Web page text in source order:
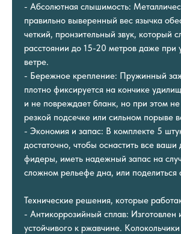
- Абсолютная слышимость:
правильно выверенный вес язычка
четкий, пронзительный звук, который
расстоянии до 15-20 метров даже при
ветре.
- Бережное крепление: Пружинный
плотно фиксируется на кончике
и не повреждает бланк, но при этом не
резкой подсечке или сильном порыве
- Экономия и запас: В комплекте 5
достаточно, чтобы оснастить все ваши
фидеры, иметь надежный запас на
сложном рельефе дна, или поделиться
Технические решения, которые
- Антикоррозийный сплав: Изготовлен
устойчивого к ржавчине.